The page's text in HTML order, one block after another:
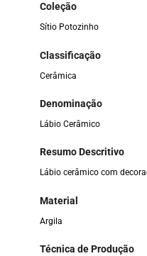
Coleção
Sítio Potozinho
Classificação
Cerâmica
Denominação
Lábio Cerâmico
Resumo Descritivo
Lábio cerâmico com
Material
Argila
Técnica de Produção